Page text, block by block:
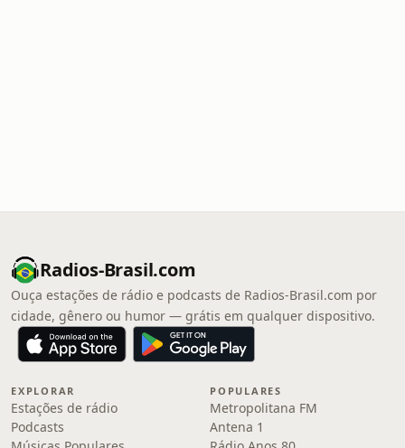
Radios-Brasil.com
Ouça estações de rádio e podcasts de Radios-Brasil.com por
cidade, gênero ou humor — grátis em qualquer dispositivo.
EXPLORAR
Estações de rádio
Podcasts
POPULARES
Metropolitana FM
Antena 1